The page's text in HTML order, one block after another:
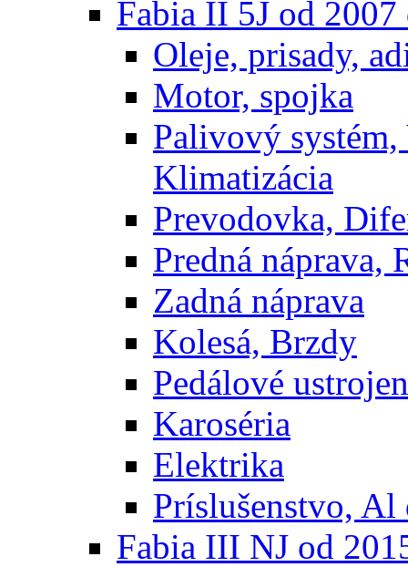
Fabia II 5J od
Oleje, prisady,
Motor, spojka
Palivový
Klimatizácia
Prevodovka,
Predná náprava,
Zadná náprava
Kolesá, Brzdy
Pedálové
Karoséria
Elektrika
Príslušenstvo, Al
Fabia III NJ od